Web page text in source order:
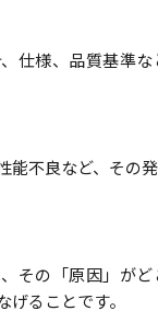
仕様、品質基準
能不良など、その
その「原因」が
ることです。